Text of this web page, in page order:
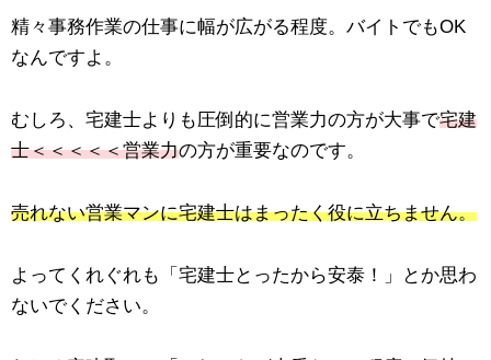
精々事務作業の仕事に幅が広がる程度。バイトでもOK
なんですよ。
むしろ、宅建士よりも圧倒的に営業力の方が大事で宅建
士＜＜＜＜＜営業力の方が重要なのです。
売れない営業マンに宅建士はまったく役に立ちません。
よってくれぐれも「宅建士とったから安泰！」とか思わ
ないでください。